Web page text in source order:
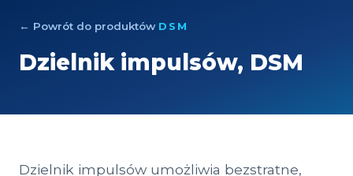
← Powrót do produktów DSM
Dzielnik impulsów, DSM
Dzielnik impulsów umożliwia bezstratne,